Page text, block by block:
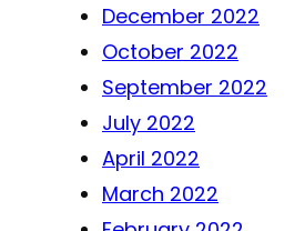
December 2022
October 2022
September 2022
July 2022
April 2022
March 2022